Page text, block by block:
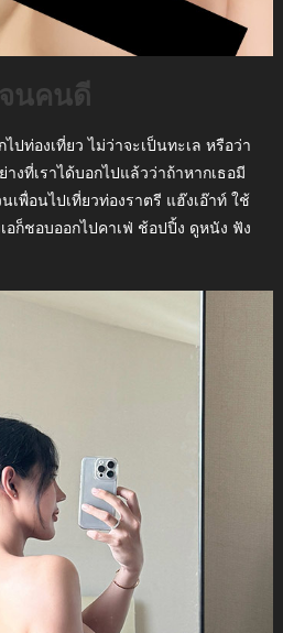
จนคนดี
ปท่องเที่ยว ไม่ว่าจะเป็นทะเล หรือว่า
งที่เราได้บอกไปแล้วว่าถ้าหากเธอมี
เพื่อนไปเที่ยวท่องราตรี แฮ๊งเอ๊าท์ ใช้
อก็ชอบออกไปคาเฟ่ ช้อปปิ้ง ดูหนัง ฟัง